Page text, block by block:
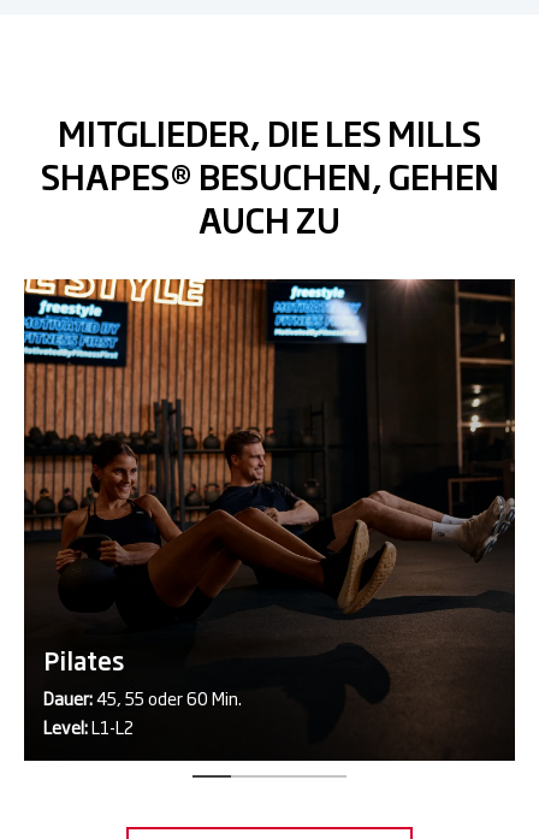
MITGLIEDER, DIE LES MILLS
SHAPES® BESUCHEN, GEHEN
AUCH ZU
Pilates
Dauer:45, 55 oder 60 Min.
Level:L1-L2